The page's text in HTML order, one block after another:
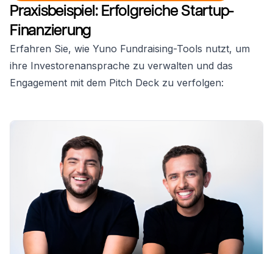
Praxisbeispiel: Erfolgreiche Startup-
Finanzierung
Erfahren Sie, wie Yuno Fundraising-Tools nutzt, um
ihre Investorenansprache zu verwalten und das
Engagement mit dem Pitch Deck zu verfolgen: